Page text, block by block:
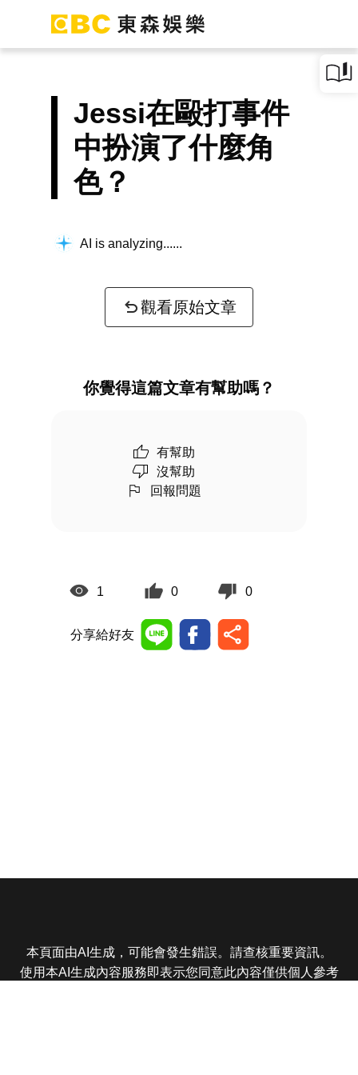
Jessi在毆打事件
中扮演了什麼角
色？
AI is analyzing...
觀看原始文章
你覺得這篇文章有幫助嗎？
有幫助
沒幫助
回報問題
1 0 0
分享給好友
本頁面由AI生成，可能會發生錯誤。請查核重要資訊。
使用本AI生成內容服務即表示您同意此內容僅供個人參考